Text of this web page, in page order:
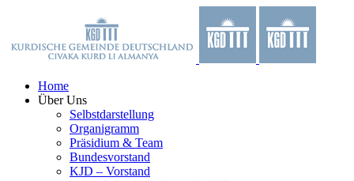
springen
Home
Über Uns
Selbstdarstellung
Organigramm
Präsidium & Team
Bundesvorstand
KJD – Vorstand